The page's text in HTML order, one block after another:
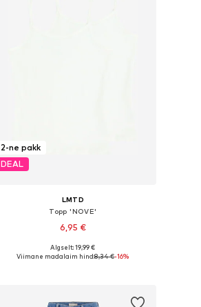
2-ne pakk
DEAL
LMTD
Topp 'NOVE'
6,95 €
Saadaval erinevates suurustes
Algselt: 19,99 €
Viimane madalaim hind:8,34 €-16%